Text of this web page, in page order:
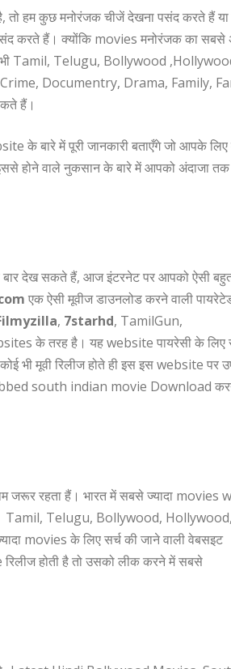
हम कुछ मनोरंजक चीजें देखना पसंद करते हैं या
करते हैं। क्योंकि movies मनोरंजक का सबसे
Tamil, Telugu, Bollywood
Documentry, Drama, Family,
हैं।
बारे में पूरी जानकारी बताएँगे जो आपके लिए
होने वाले नुकसान के बारे में आपको अंदाजा तक
देख सकते हैं, आज इंटरनेट पर आपको ऐसी
एक ऐसी मूवीज डाउनलोड करने वाली
, 7starhd, TamilGun,
के तरह है। यह website पायरेसी के
भी मूवी रिलीज होते ही इस इस website पर
south indian movie Download
जरूर रहता हैं। भारत में सबसे ज्यादा movies
Tamil, Telugu, Bollywood,
movies के लिए सर्च की जाने वाली वेबसइट
होती है तो उसको लीक करने में सबसे